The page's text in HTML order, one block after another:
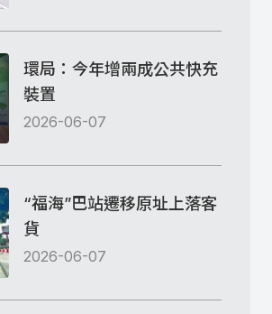
環局：今年增兩成公共快充
裝置
2026-06-07
“福海”巴站遷移原址上落客
貨
2026-06-07